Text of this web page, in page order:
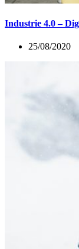
Industrie 4.0 –
25/08/2020